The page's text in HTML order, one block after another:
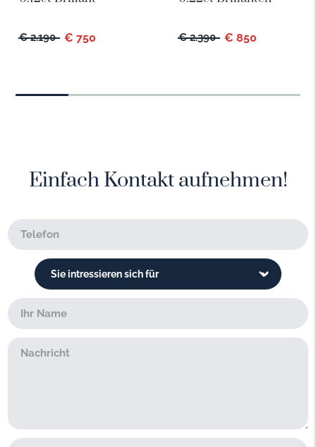
€ 2.190 € 750 € 2.390 € 850
Einfach Kontakt aufnehmen!